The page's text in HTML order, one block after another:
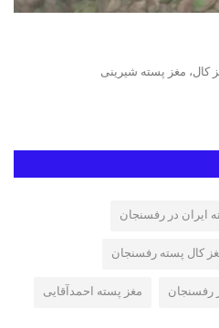
کال، مغز پسته شیرینی
ایران در رفسنجان
کال پسته رفسنجان
رفسنجان مغز پسته احمدآقایی